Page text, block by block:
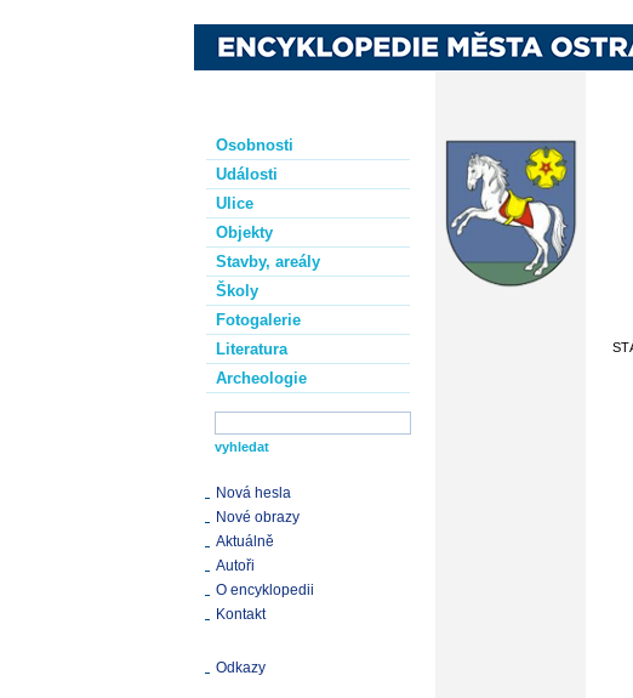
Osobnosti
Události
Ulice
Objekty
Stavby, areály
Školy
Fotogalerie
Literatura
Archeologie
Nová hesla
Nové obrazy
Aktuálně
Autoři
O encyklopedii
Kontakt
Odkazy